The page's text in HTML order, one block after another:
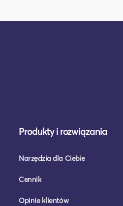
Produkty i rozwiązania
Narzędzia dla Ciebie
Cennik
Opinie klientów